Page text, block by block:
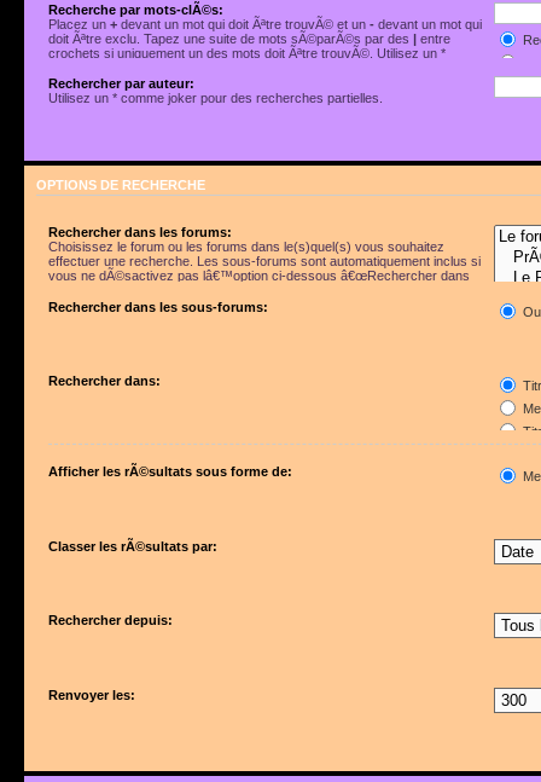
Recherche par mots-clÃ©s:
Placez un+ devant un mot qui doit Ãªtre trouvÃ© et un- devant un mot qui
doit Ãªtre exclu. Tapez une suite de mots sÃ©parÃ©s par des| entre
crochets si uniquement un des mots doit Ãªtre trouvÃ©. Utilisez un *
Rechercher par auteur:
Utilisez un * comme joker pour des recherches partielles.
OPTIONS DE RECHERCHE
Rechercher dans les forums:
Choisissez le forum ou les forums dans le(s)quel(s) vous souhaitez
effectuer une recherche. Les sous-forums sont automatiquement inclus si
vous ne dÃ©sactivez pas lâ€™option ci-dessous â€œRechercher dans
Rechercher dans les sous-forums:
Rechercher dans:
Afficher les rÃ©sultats sous forme de:
Classer les rÃ©sultats par:
Rechercher depuis:
Renvoyer les: